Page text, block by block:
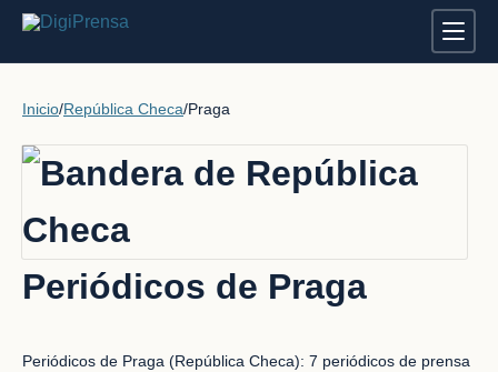
Inicio/República Checa/Praga
Periódicos de Praga
Periódicos de Praga (República Checa): 7 periódicos de prensa